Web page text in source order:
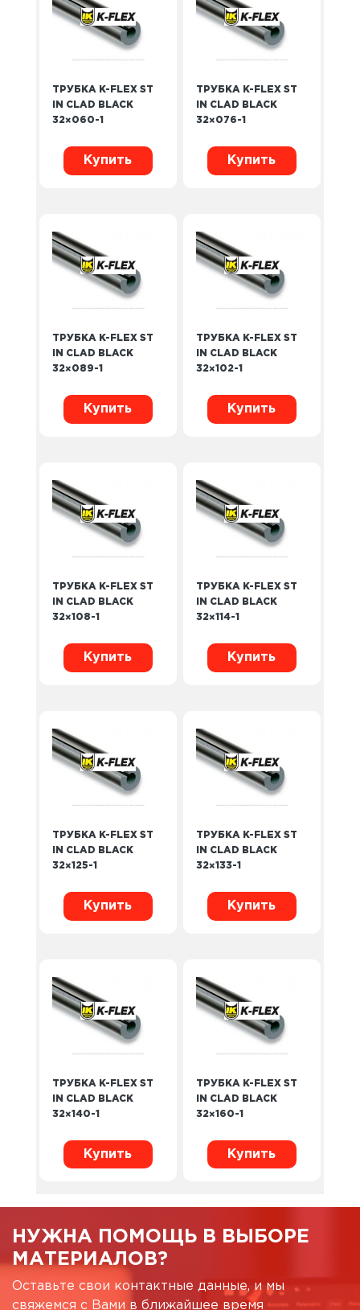
ТРУБКА K-FLEX ST
IN CLAD BLACK
32×060-1
Купить
ТРУБКА K-FLEX ST
IN CLAD BLACK
32×076-1
Купить
ТРУБКА K-FLEX ST
IN CLAD BLACK
32×089-1
Купить
ТРУБКА K-FLEX ST
IN CLAD BLACK
32×102-1
Купить
ТРУБКА K-FLEX ST
IN CLAD BLACK
32×108-1
Купить
ТРУБКА K-FLEX ST
IN CLAD BLACK
32×114-1
Купить
ТРУБКА K-FLEX ST
IN CLAD BLACK
32×125-1
Купить
ТРУБКА K-FLEX ST
IN CLAD BLACK
32×133-1
Купить
ТРУБКА K-FLEX ST
IN CLAD BLACK
32×140-1
Купить
ТРУБКА K-FLEX ST
IN CLAD BLACK
32×160-1
Купить
НУЖНА ПОМОЩЬ В ВЫБОРЕ
МАТЕРИАЛОВ?
Оставьте свои контактные данные, и мы
свяжемся с Вами в ближайшее время